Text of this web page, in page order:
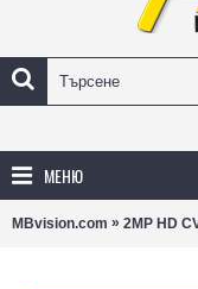
МЕНЮ
MBvision.com » 2MP HD